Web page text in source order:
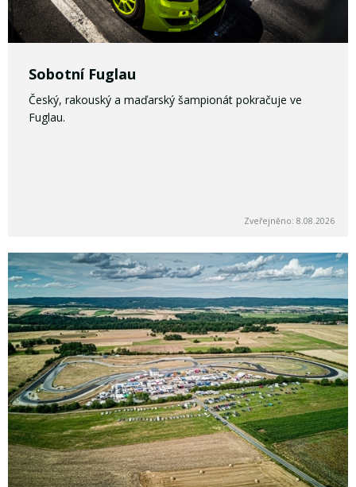
Sobotní Fuglau
Český, rakouský a maďarský šampionát pokračuje ve
Fuglau.
Zveřejněno: 8.08.2026